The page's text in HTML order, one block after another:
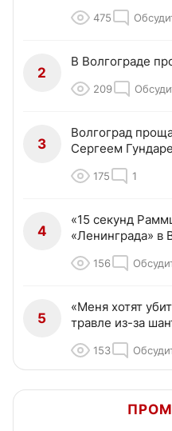
475
2
В Волгограде
209
3
Волгоград
Сергеем
175 1
4
«15 секунд
«Ленинграда» в
156
5
«Меня хотят
травле из-за
153